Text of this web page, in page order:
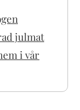
julmat
i vår